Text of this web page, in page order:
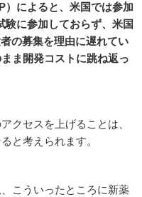
によると、米国では参加
験に参加しておらず、米国
の募集を理由に遅れてい
ま開発コストに跳ね返っ
クセスを上げることは、
と考えられます。
こういったところに新薬